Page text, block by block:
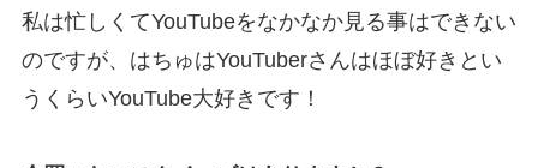
私は忙しくてYouTubeをなかなか見る事はできない
のですが、はちゅはYouTuberさんはほぼ好きとい
うくらいYouTube大好きです！